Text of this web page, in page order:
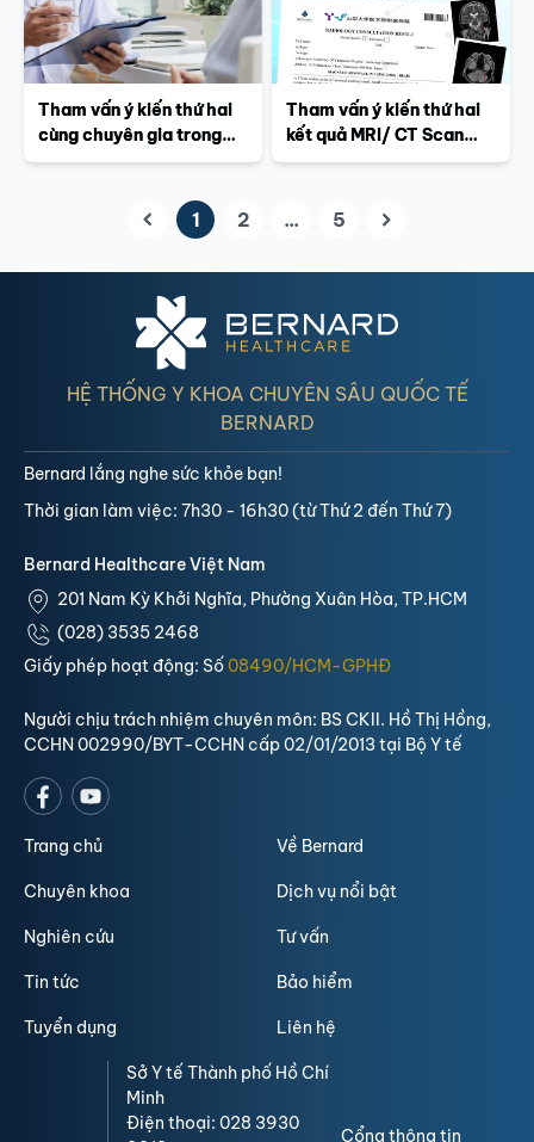
Tham vấn ý kiến thứ hai
cùng chuyên gia trong
nước và Nhật Bản tại
Người bệnh cần chuẩn bị
Tham vấn ý kiến thứ hai
kết quả MRI/ CT Scan
cùng Bệnh viện Đại học
những dịch vụ nào?
1(current)
2 ... 5
HỆ THỐNG Y KHOA CHUYÊN SÂU QUỐC TẾ
BERNARD
Bernard Healthcare Việt Nam
201 Nam Kỳ Khởi Nghĩa, Phường Xuân Hòa, TP.HCM
(028) 3535 2468
Giấy phép hoạt động: Số08490/HCM-GPHĐ
Người chịu trách nhiệm chuyên môn: BS CKII. Hồ Thị Hồng,
CCHN 002990/BYT-CCHN cấp 02/01/2013 tại Bộ Y tế
Bernard lắng nghe sức khỏe bạn!
Thời gian làm việc: 7h30 - 16h30 (từ Thứ 2 đến Thứ 7)
Trang chủ Về Bernard
Chuyên khoa Dịch vụ nổi bật
Nghiên cứu Tư vấn
Tin tức Bảo hiểm
Tuyển dụng Liên hệ
Sở Y tế Thành phố Hồ Chí
Minh
Điện thoại: 028 3930
Cổng thông tin